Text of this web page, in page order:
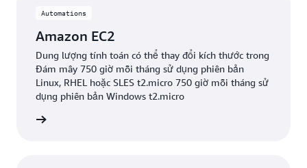
Automations
Amazon EC2
Dung lượng tính toán có thể thay đổi kích thước trong
Đám mây 750 giờ mỗi tháng sử dụng phiên bản
Linux, RHEL hoặc SLES t2.micro 750 giờ mỗi tháng sử
dụng phiên bản Windows t2.micro